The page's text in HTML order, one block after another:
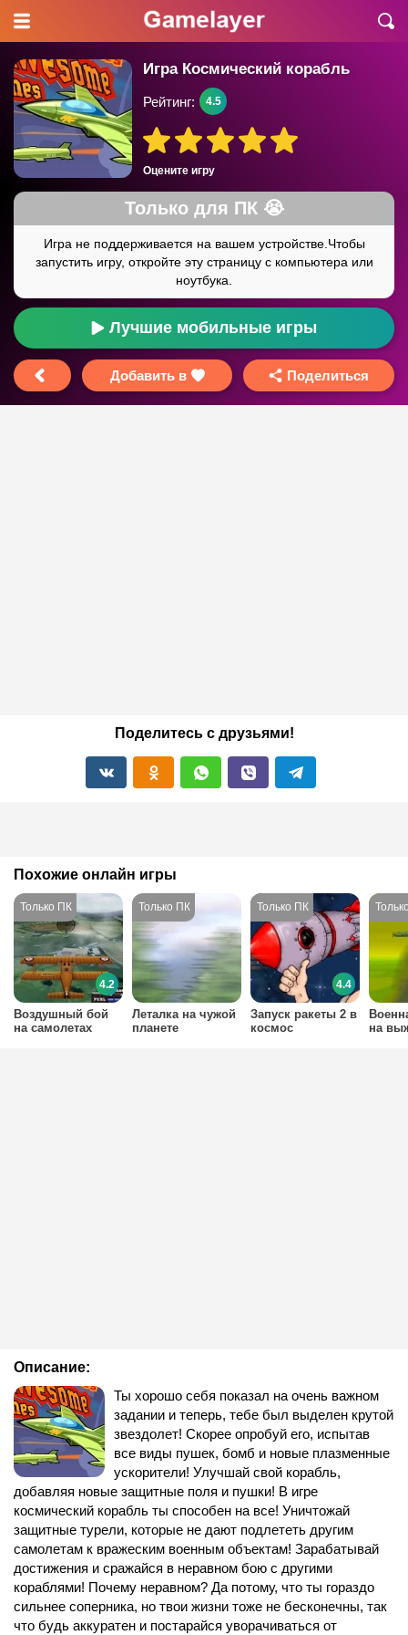
Игра Космический корабль
Оцените игру
Рейтинг: 4.5
Лучшие мобильные игры
Добавить в Поделиться
Поделитесь с друзьями!
Описание:
Ты хорошо себя показал на очень важном
задании и теперь, тебе был выделен крутой
звездолет! Скорее опробуй его, испытав
все виды пушек, бомб и новые плазменные
ускорители! Улучшай свой корабль,
добавляя новые защитные поля и пушки! В игре
космический корабль ты способен на все! Уничтожай
защитные турели, которые не дают подлететь другим
самолетам к вражеским военным объектам! Зарабатывай
достижения и сражайся в неравном бою с другими
кораблями! Почему неравном? Да потому, что ты гораздо
сильнее соперника, но твои жизни тоже не бесконечны, так
что будь аккуратен и постарайся уворачиваться от
Похожие онлайн игры
Воздушный бой
на самолетах
4.2
Леталка на чужой
планете
Запуск ракеты 2 в
космос
4.4
на